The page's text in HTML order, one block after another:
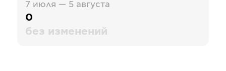
7 июля — 5 августа
0
без изменений